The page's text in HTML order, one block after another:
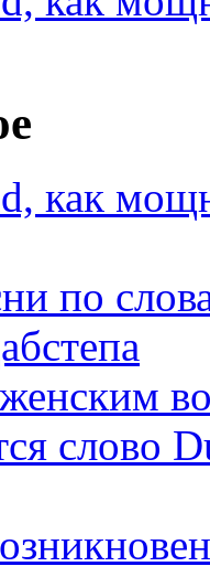
как
по
слово